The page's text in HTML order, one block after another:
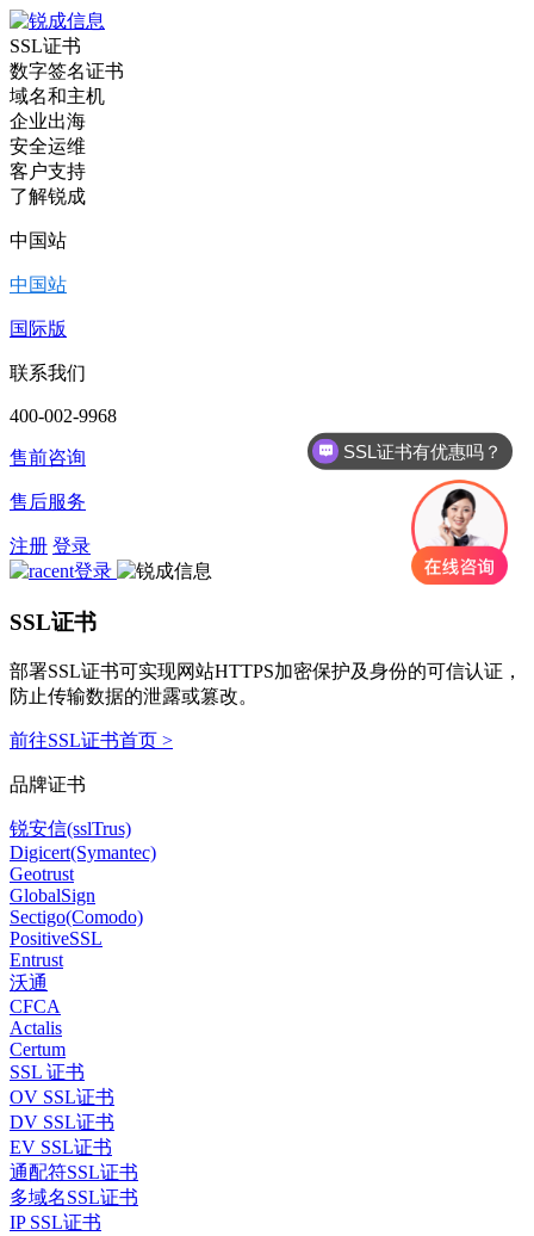
SSL证书
数字签名证书
域名和主机
企业出海
安全运维
客户支持
了解锐成
中国站
中国站
国际版
联系我们
400-002-9968
售前咨询
售后服务
注册 登录
SSL证书
部署SSL证书可实现网站HTTPS加密保护及身份的可信认证，
防止传输数据的泄露或篡改。
前往SSL证书首页 >
品牌证书
锐安信(sslTrus)
Digicert(Symantec)
Geotrust
GlobalSign
Sectigo(Comodo)
PositiveSSL
Entrust
沃通
CFCA
Actalis
Certum
SSL 证书
OV SSL证书
DV SSL证书
EV SSL证书
通配符SSL证书
多域名SSL证书
IP SSL证书
SSL证书有优惠吗？